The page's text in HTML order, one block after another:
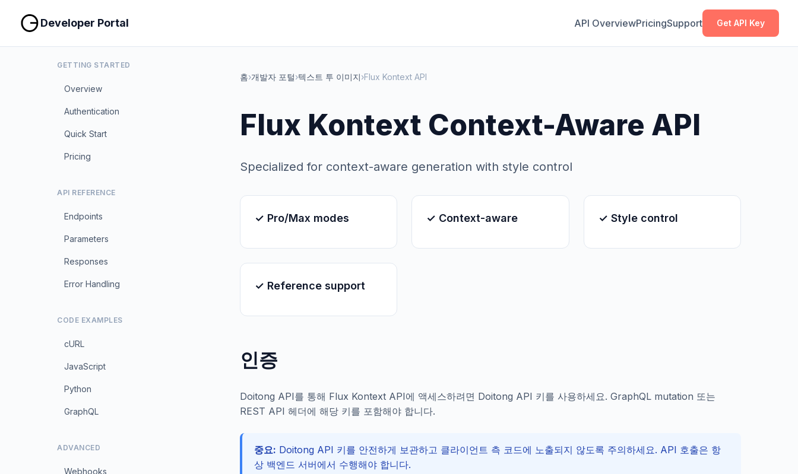
Developer Portal API OverviewPricingSupport Get API Key
GETTING STARTED
Overview
Authentication
Quick Start
Pricing
API REFERENCE
Endpoints
Parameters
Responses
Error Handling
CODE EXAMPLES
cURL
JavaScript
Python
GraphQL
ADVANCED
Webhooks
홈›개발자 포털›텍스트 투 이미지›Flux Kontext API
Flux Kontext Context-Aware API
Specialized for context-aware generation with style control
✓ Pro/Max modes ✓ Context-aware ✓ Style control
✓ Reference support
인증
Doitong API를 통해 Flux Kontext API에 액세스하려면 Doitong API 키를 사용하세요. GraphQL mutation 또는
REST API 헤더에 해당 키를 포함해야 합니다.
중요: Doitong API 키를 안전하게 보관하고 클라이언트 측 코드에 노출되지 않도록 주의하세요. API 호출은 항
상 백엔드 서버에서 수행해야 합니다.
복사
복사